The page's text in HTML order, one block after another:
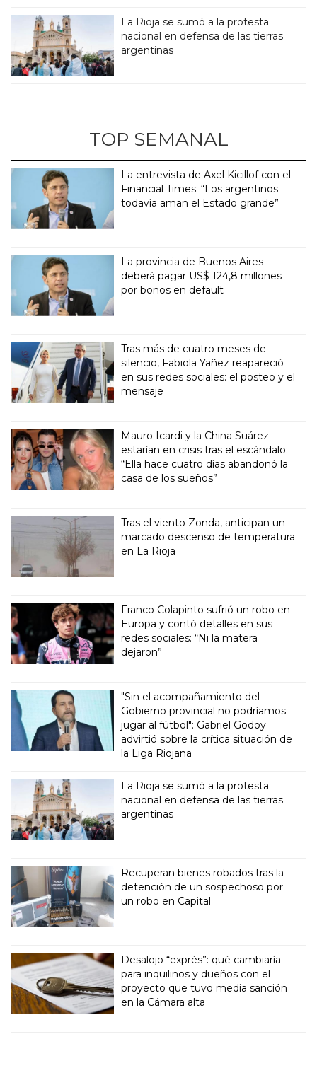
La Rioja se sumó a la protesta
nacional en defensa de las tierras
argentinas
TOP SEMANAL
La entrevista de Axel Kicillof con el
Financial Times: “Los argentinos
todavía aman el Estado grande”
La provincia de Buenos Aires
deberá pagar US$ 124,8 millones
por bonos en default
Tras más de cuatro meses de
silencio, Fabiola Yañez reapareció
en sus redes sociales: el posteo y el
mensaje
Mauro Icardi y la China Suárez
estarían en crisis tras el escándalo:
“Ella hace cuatro días abandonó la
casa de los sueños”
Tras el viento Zonda, anticipan un
marcado descenso de temperatura
en La Rioja
Franco Colapinto sufrió un robo en
Europa y contó detalles en sus
redes sociales: “Ni la matera
dejaron”
"Sin el acompañamiento del
Gobierno provincial no podríamos
jugar al fútbol": Gabriel Godoy
advirtió sobre la crítica situación de
la Liga Riojana
La Rioja se sumó a la protesta
nacional en defensa de las tierras
argentinas
Recuperan bienes robados tras la
detención de un sospechoso por
un robo en Capital
Desalojo “exprés”: qué cambiaría
para inquilinos y dueños con el
proyecto que tuvo media sanción
en la Cámara alta